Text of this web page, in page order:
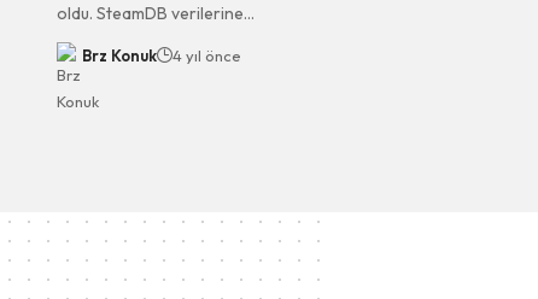
oldu. SteamDB verilerine…
Brz Konuk 4 yıl önce